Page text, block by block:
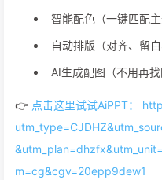
智能配色（一键匹配主
自动排版（对齐、留白
AI生成配图（不用再找
👉 点击这里试试AiPPT：
m=cg&cgv=20epp9dew1